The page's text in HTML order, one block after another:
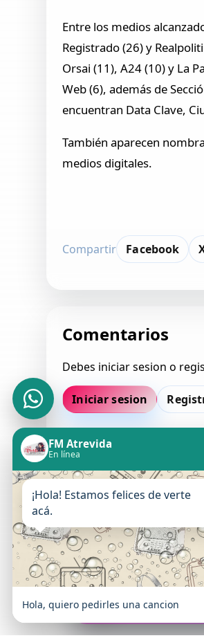
Entre los medios
Registrado (26) y
Orsai (11), A24 (10) y La
Web (6), además de
encuentran Data Clave,
También aparecen
medios digitales.
Compartir Facebook
Comentarios
Debes iniciar sesion o
Iniciar sesion
Todavia no hay
FM Atrevida
En vivo
FM Atrevida
En línea
¡Hola! Estamos felices de verte
acá.